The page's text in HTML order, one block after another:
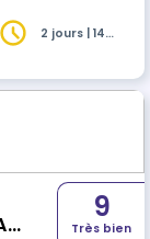
qui
2 jours | 14
9
Très bien